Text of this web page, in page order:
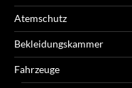
Atemschutz
Bekleidungskammer
Fahrzeuge